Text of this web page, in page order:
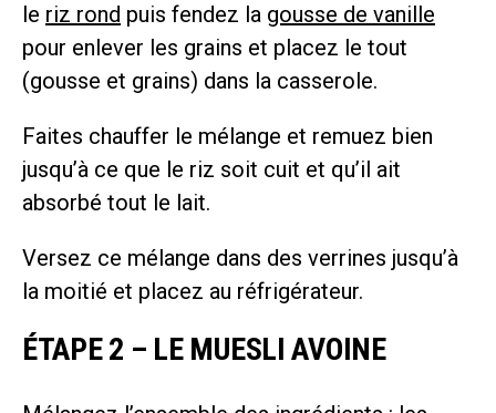
le riz rond puis fendez la gousse de vanille
pour enlever les grains et placez le tout
(gousse et grains) dans la casserole.
Faites chauffer le mélange et remuez bien
jusqu’à ce que le riz soit cuit et qu’il ait
absorbé tout le lait.
Versez ce mélange dans des verrines jusqu’à
la moitié et placez au réfrigérateur.
ÉTAPE 2 – LE MUESLI AVOINE